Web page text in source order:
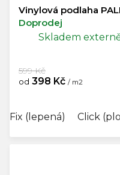
Vinylová podlaha
Doprodej
Skladem
od 398 Kč / m2
599 Kč
Fix (lepená) Click